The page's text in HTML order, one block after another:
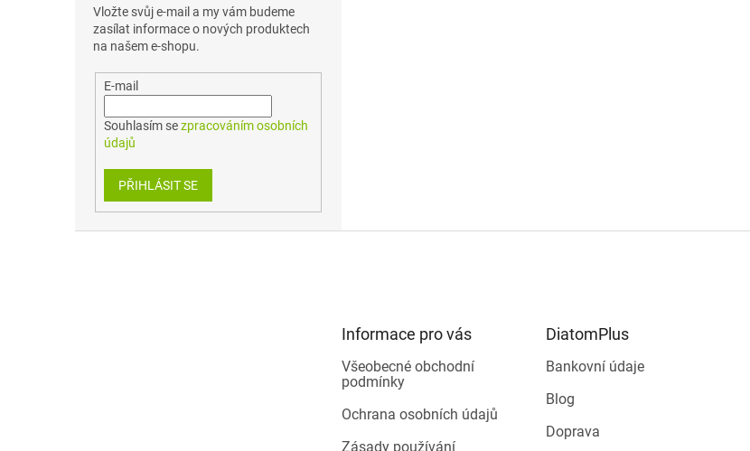
Vložte svůj e-mail a my vám budeme
zasílat informace o nových produktech
na našem e-shopu.
E-mail
Souhlasím sezpracováním osobních
údajů
PŘIHLÁSIT SE
Informace pro vás
Všeobecné obchodní
podmínky
Ochrana osobních údajů
Zásady používání
DiatomPlus
Bankovní údaje
Blog
Doprava